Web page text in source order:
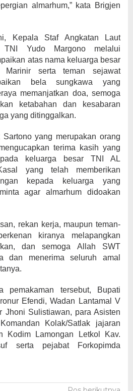
almarhum,” kata Brigjen
Kepala Staf Angkatan Laut
TNI Yudo Margono melalui
atas nama keluarga besar
serta teman sejawat
bela sungkawa yang
memanjatkan doa, semoga
ketabahan dan kesabaran
yang ditinggalkan.
yang merupakan orang
terima kasih yang
keluarga besar TNI AL
yang telah memberikan
kepada keluarga yang
agar almarhum didoakan
rekan kerja, maupun teman-
kiranya melapangkan
dan semoga Allah SWT
dan menerima seluruh amal
pemakaman tersebut, Bupati
Efendi, Wadan Lantamal V
Jhoni Sulistiawan, para Asisten
Kolak/Satlak jajaran
Kodim Lamongan Letkol Kav.
serta pejabat Forkopimda